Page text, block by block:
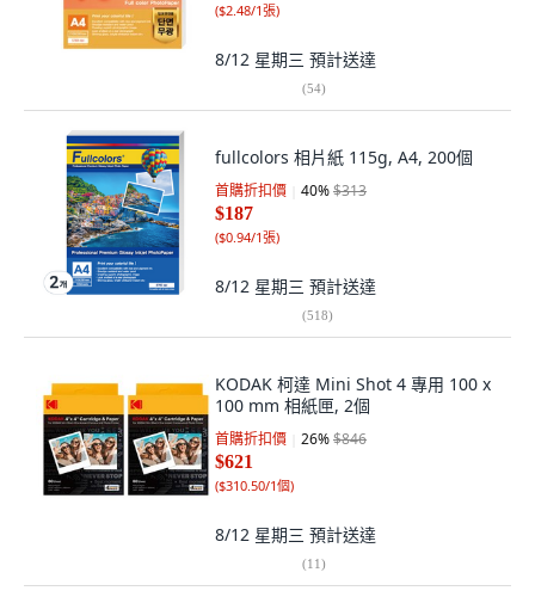
($2.48/1張)
8/12 星期三 預計送達
(54)
fullcolors 相片紙 115g, A4, 200個
首購折扣價 40%$313
$187
($0.94/1張)
8/12 星期三 預計送達
(518)
KODAK 柯達 Mini Shot 4 專用 100 x
100 mm 相紙匣, 2個
首購折扣價 26%$846
$621
($310.50/1個)
8/12 星期三 預計送達
(11)